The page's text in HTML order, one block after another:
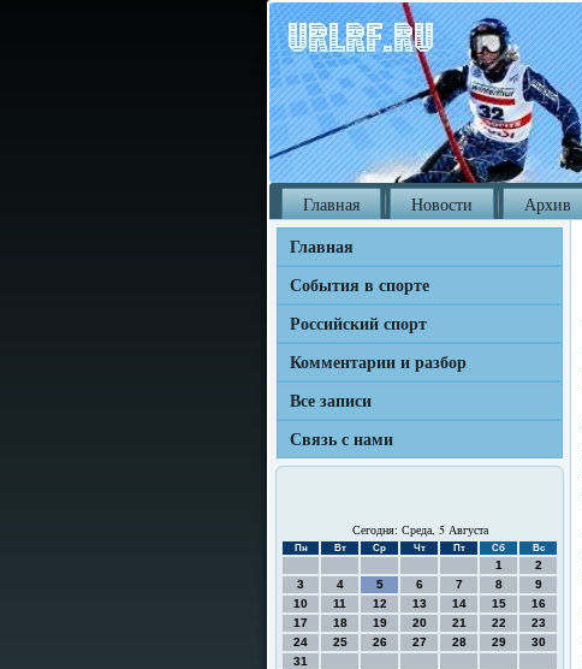
Главная Новости Архив
Главная
События в спорте
Российский спорт
Комментарии и разбор
Все записи
Связь с нами
Сегодня: Среда, 5 Августа
Пн Вт Ср Чт Пт Сб Вс
1
2
3
4 5 6 7 8
9
10
11 12 13 14 15
16
17
18 19 20 21 22
23
24
25 26 27 28 29
30
31